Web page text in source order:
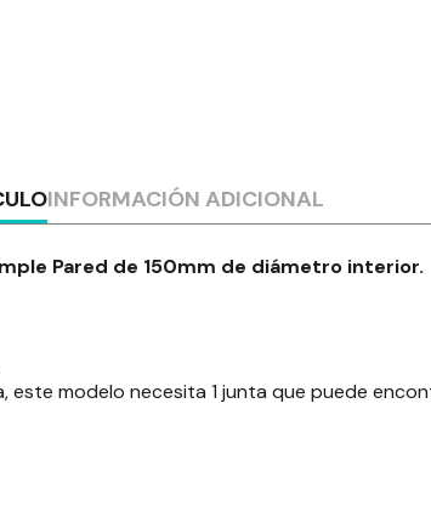
INFORMACIÓN ADICIONAL
Pared de 150mm de diámetro interior.
este modelo necesita 1 junta que puede